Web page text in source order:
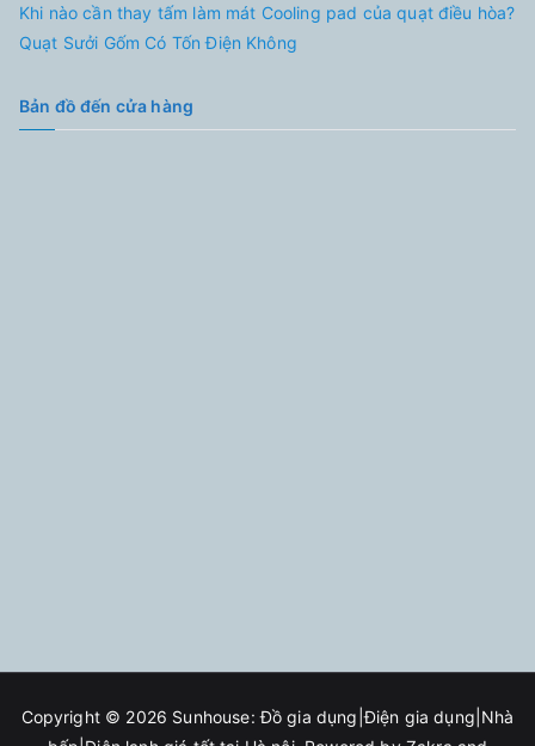
Khi nào cần thay tấm làm mát Cooling pad của quạt điều hòa?
Quạt Sưởi Gốm Có Tốn Điện Không
Bản đồ đến cửa hàng
Copyright © 2026 Sunhouse: Đồ gia dụng|Điện gia dụng|Nhà